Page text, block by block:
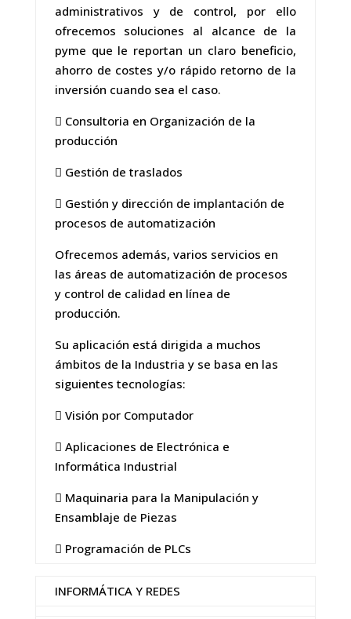
administrativos y de control, por ello
ofrecemos soluciones al alcance de la
pyme que le reportan un claro beneficio,
ahorro de costes y/o rápido retorno de la
inversión cuando sea el caso.
 Consultoria en Organización de la
producción
 Gestión de traslados
 Gestión y dirección de implantación de
procesos de automatización
Ofrecemos además, varios servicios en
las áreas de automatización de procesos
y control de calidad en línea de
producción.
Su aplicación está dirigida a muchos
ámbitos de la Industria y se basa en las
siguientes tecnologías:
 Visión por Computador
 Aplicaciones de Electrónica e
Informática Industrial
 Maquinaria para la Manipulación y
Ensamblaje de Piezas
 Programación de PLCs
INFORMÁTICA Y REDES